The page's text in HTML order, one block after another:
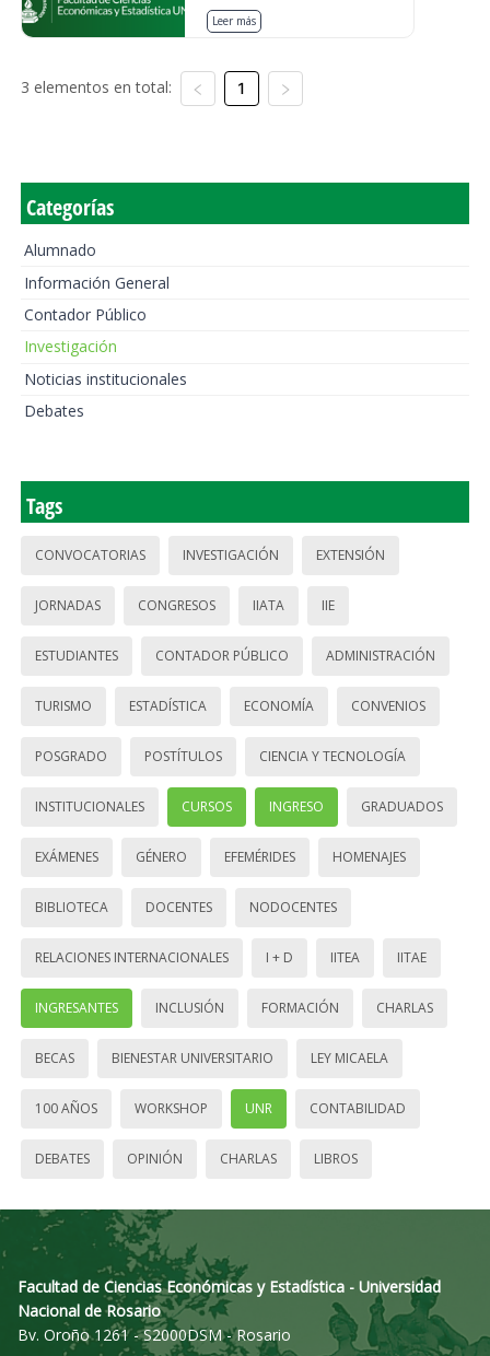
Leer más
3 elementos en total: 1
Categorías
Alumnado
Información General
Contador Público
Investigación
Noticias institucionales
Debates
Tags
CONVOCATORIAS INVESTIGACIÓN EXTENSIÓN
JORNADAS CONGRESOS IIATA IIE
ESTUDIANTES CONTADOR PÚBLICO ADMINISTRACIÓN
TURISMO ESTADÍSTICA ECONOMÍA CONVENIOS
POSGRADO POSTÍTULOS CIENCIA Y TECNOLOGÍA
INSTITUCIONALES CURSOS INGRESO GRADUADOS
EXÁMENES GÉNERO EFEMÉRIDES HOMENAJES
BIBLIOTECA DOCENTES NODOCENTES
RELACIONES INTERNACIONALES I + D IITEA IITAE
INGRESANTES INCLUSIÓN FORMACIÓN CHARLAS
BECAS BIENESTAR UNIVERSITARIO LEY MICAELA
100 AÑOS WORKSHOP UNR CONTABILIDAD
DEBATES OPINIÓN CHARLAS LIBROS
Facultad de Ciencias Económicas y Estadística - Universidad
Nacional de Rosario
Bv. Oroño 1261 - S2000DSM - Rosario